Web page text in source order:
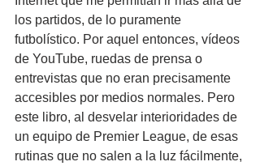
los partidos, de lo puramente
futbolístico. Por aquel entonces, vídeos
de YouTube, ruedas de prensa o
entrevistas que no eran precisamente
accesibles por medios normales. Pero
este libro, al desvelar interioridades de
un equipo de Premier League, de esas
rutinas que no salen a la luz fácilmente,